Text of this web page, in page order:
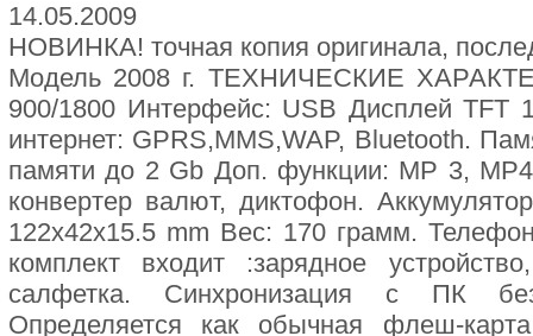
14.05.2009
НОВИНКА! точная копия оригинала,
Модель 2008 г. ТЕХНИЧЕСКИЕ
900/1800 Интерфейс: USB Дисплей TFT
интернет: GPRS,MMS,WAP, Bluetooth.
памяти до 2 Gb Доп. функции: МР 3,
конвертер валют, диктофон.
122х42х15.5 mm Вес: 170 грамм.
комплект входит :зарядное
салфетка. Синхронизация с ПК
Определяется как обычная флеш-